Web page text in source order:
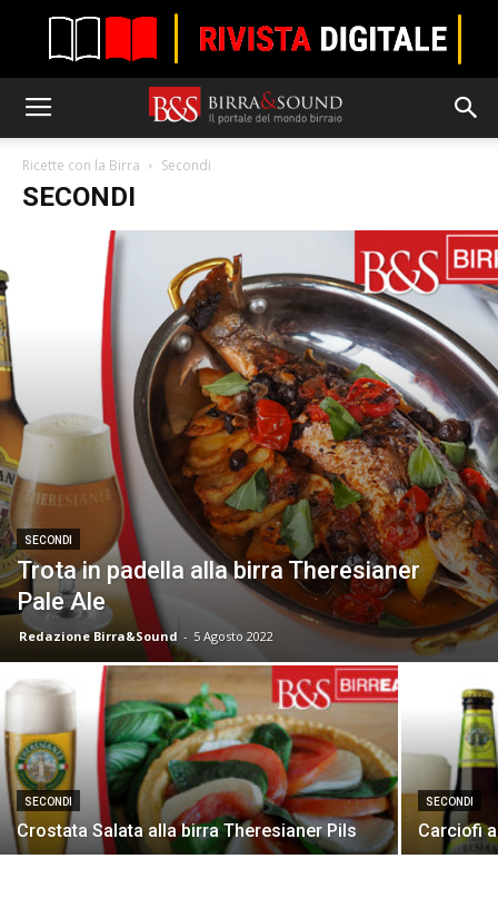
Ricette con la Birra Secondi
SECONDI
SECONDI
Trota in padella alla birra Theresianer
Pale Ale
Redazione Birra&Sound - 5 Agosto 2022
SECONDI
Crostata Salata alla birra Theresianer Pils
SECONDI
Carciofi